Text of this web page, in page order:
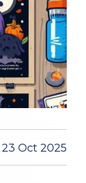
23 Oct 2025